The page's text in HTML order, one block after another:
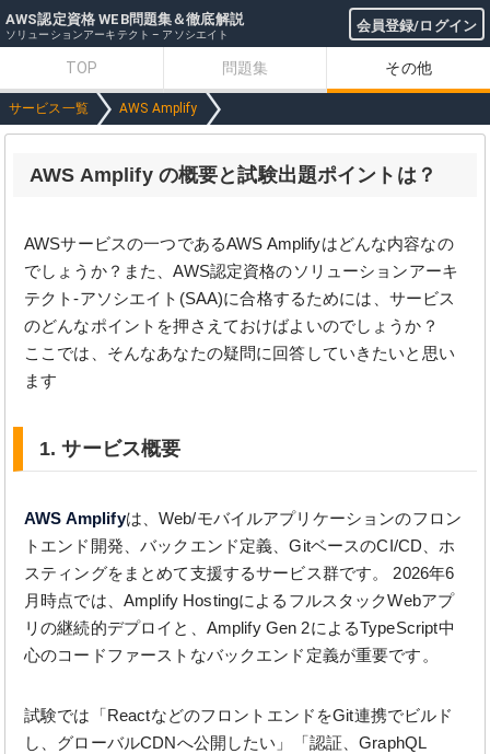
AWS認定資格 WEB問題集＆徹底解説 会員登録/ログイン
ソリューションアーキテクト – アソシエイト
TOP 問題集 その他
サービス一覧 AWS Amplify
AWS Amplify の概要と試験出題ポイントは？
AWSサービスの一つであるAWS Amplifyはどんな内容なの
でしょうか？また、AWS認定資格のソリューションアーキ
テクト-アソシエイト(SAA)に合格するためには、サービス
のどんなポイントを押さえておけばよいのでしょうか？
ここでは、そんなあなたの疑問に回答していきたいと思い
ます
1. サービス概要
AWS Amplifyは、Web/モバイルアプリケーションのフロン
トエンド開発、バックエンド定義、GitベースのCI/CD、ホ
スティングをまとめて支援するサービス群です。 2026年6
月時点では、Amplify HostingによるフルスタックWebアプ
リの継続的デプロイと、Amplify Gen 2によるTypeScript中
心のコードファーストなバックエンド定義が重要です。
試験では「ReactなどのフロントエンドをGit連携でビルド
し、グローバルCDNへ公開したい」「認証、GraphQL